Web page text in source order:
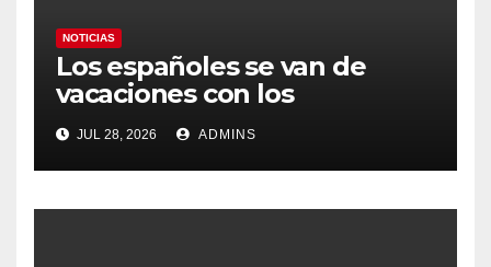
NOTICIAS
Los españoles se van de
vacaciones con los
carburantes hasta un 21%
más caros que el año pasado
y los hoteles disparados
JUL 28, 2026 ADMINS